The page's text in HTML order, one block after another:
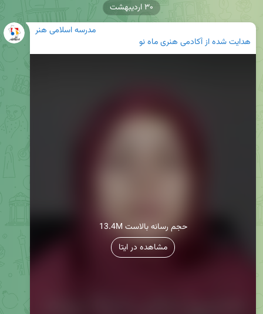
مدرسه اسلامی هنر
هدایت شده ازآکادمی هنری ماه نو
13.4M حجم رسانه بالاست
مشاهده در ایتا
۳۰ اردیبهشت